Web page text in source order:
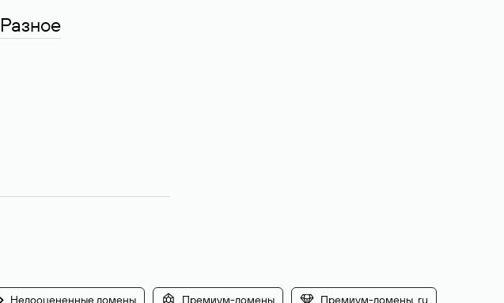
Разное
Недооцененные домены Премиум-домены Премиум-домены .ru